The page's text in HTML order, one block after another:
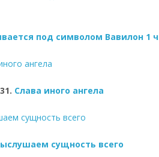
под символом Вавилон 1 ч
31. Слава иного ангела
сущность всего